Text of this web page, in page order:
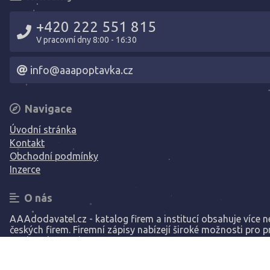
+420 222 551 815
V pracovní dny 8:00 - 16:30
info@aaapoptavka.cz
Navigace
Úvodní stránka
Kontakt
Obchodní podmínky
Inzerce
O nás
AAAdodavatel.cz - katalog firem a institucí obsahuje více
českých firem. Firemní zápisy nabízejí široké možnosti pro
Vaší společnosti.